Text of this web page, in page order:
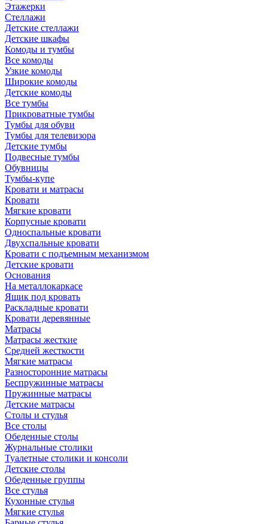
Этажерки
Стеллажи
Детские стеллажи
Детские шкафы
Комоды и тумбы
Все комоды
Узкие комоды
Широкие комоды
Детские комоды
Все тумбы
Прикроватные тумбы
Тумбы для обуви
Тумбы для телевизора
Детские тумбы
Подвесные тумбы
Обувницы
Тумбы-купе
Кровати и матрасы
Кровати
Мягкие кровати
Корпусные кровати
Односпальные кровати
Двухспальные кровати
Кровати с подъемным механизмом
Детские кровати
Основания
На металлокаркасе
Ящик под кровать
Раскладные кровати
Кровати деревянные
Матрасы
Матрасы жесткие
Средней жесткости
Мягкие матрасы
Разносторонние матрасы
Беспружинные матрасы
Пружинные матрасы
Детские матрасы
Столы и стулья
Все столы
Обеденные столы
Журнальные столики
Туалетные столики и консоли
Детские столы
Обеденные группы
Все стулья
Кухонные стулья
Мягкие стулья